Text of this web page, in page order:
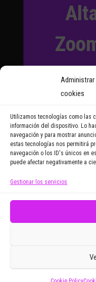
cookies
Utilizamos tecnologías como las
información del dispositivo. Lo
navegación y para mostrar
estas tecnologías nos permitirá
navegación o los ID's únicos en
puede afectar negativamente a
Gestionar los servicios
y
noticias
Email Address
electrónicos